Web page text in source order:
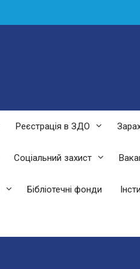
Реєстрація в ЗДО
Соціальний захист
Бібліотечні фонди